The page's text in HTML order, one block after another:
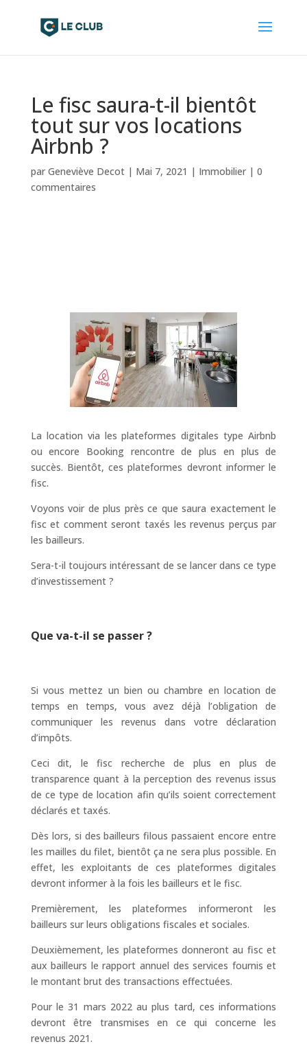
Le fisc saura-t-il bientôt
tout sur vos locations
Airbnb ?
par Geneviève Decot| Mai 7, 2021 | Immobilier| 0
commentaires
La location via les plateformes digitales type Airbnb
ou encore Booking rencontre de plus en plus de
succès. Bientôt, ces plateformes devront informer le
fisc.
Voyons voir de plus près ce que saura exactement le
fisc et comment seront taxés les revenus perçus par
les bailleurs.
Sera-t-il toujours intéressant de se lancer dans ce type
d’investissement ?
Que va-t-il se passer ?
Si vous mettez un bien ou chambre en location de
temps en temps, vous avez déjà l’obligation de
communiquer les revenus dans votre déclaration
d’impôts.
Ceci dit, le fisc recherche de plus en plus de
transparence quant à la perception des revenus issus
de ce type de location afin qu’ils soient correctement
déclarés et taxés.
Dès lors, si des bailleurs filous passaient encore entre
les mailles du filet, bientôt ça ne sera plus possible. En
effet, les exploitants de ces plateformes digitales
devront informer à la fois les bailleurs et le fisc.
Premièrement, les plateformes informeront les
bailleurs sur leurs obligations fiscales et sociales.
Deuxièmement, les plateformes donneront au fisc et
aux bailleurs le rapport annuel des services fournis et
le montant brut des transactions effectuées.
Pour le 31 mars 2022 au plus tard, ces informations
devront être transmises en ce qui concerne les
revenus 2021.